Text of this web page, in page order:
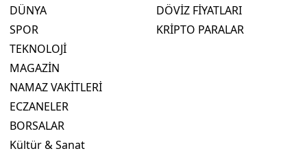
DÜNYA
SPOR
TEKNOLOJİ
MAGAZİN
NAMAZ VAKİTLERİ
ECZANELER
BORSALAR
Kültür & Sanat
DÖVİZ FİYATLARI
KRİPTO PARALAR